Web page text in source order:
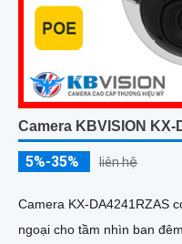
Camera KBVISION KX-
5%-35% liên hệ
Camera KX-DA4241RZAS
ngoại cho tầm nhìn ban đêm rõ nét